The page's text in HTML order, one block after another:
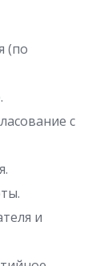
(по
с
и